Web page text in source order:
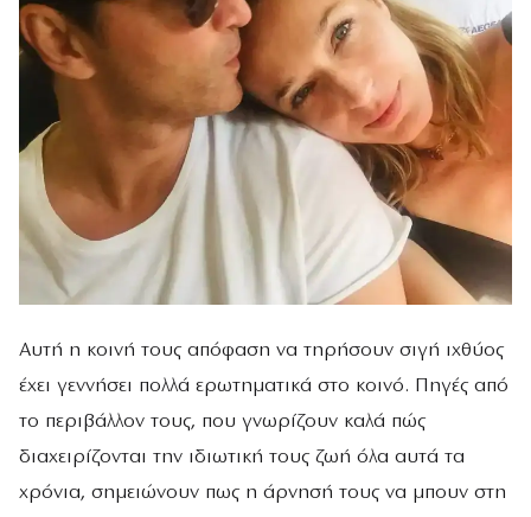
Αυτή η κοινή τους απόφαση να τηρήσουν σιγή ιχθύος
έχει γεννήσει πολλά ερωτηματικά στο κοινό. Πηγές από
το περιβάλλον τους, που γνωρίζουν καλά πώς
διαχειρίζονται την ιδιωτική τους ζωή όλα αυτά τα
χρόνια, σημειώνουν πως η άρνησή τους να μπουν στη